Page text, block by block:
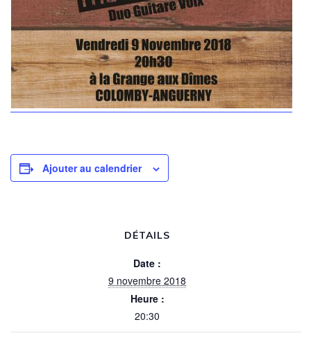
Ajouter au calendrier
DÉTAILS
Date :
9 novembre 2018
Heure :
20:30